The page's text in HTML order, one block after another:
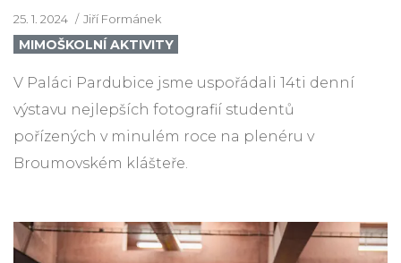
25. 1. 2024 Jiří Formánek
MIMOŠKOLNÍ AKTIVITY
V Paláci Pardubice jsme uspořádali 14ti denní
výstavu nejlepších fotografií studentů
pořízených v minulém roce na plenéru v
Broumovském klášteře.